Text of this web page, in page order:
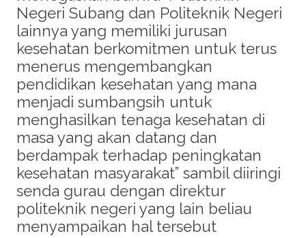
Negeri Subang dan Politeknik Negeri
lainnya yang memiliki jurusan
kesehatan berkomitmen untuk terus
menerus mengembangkan
pendidikan kesehatan yang mana
menjadi sumbangsih untuk
menghasilkan tenaga kesehatan di
masa yang akan datang dan
berdampak terhadap peningkatan
kesehatan masyarakat” sambil diiringi
senda gurau dengan direktur
politeknik negeri yang lain beliau
menyampaikan hal tersebut